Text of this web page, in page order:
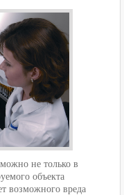
не только в
объекта
возможного вреда